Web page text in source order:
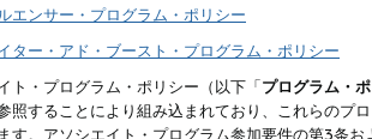
エンサー・プログラム・ポリシー
ター・アド・ブースト・プログラム・ポリシー
ト・プログラム・ポリシー（以下「プログラム・
照することにより組み込まれており、これらのプ
す。アソシエイト・プログラム参加要件の第3条